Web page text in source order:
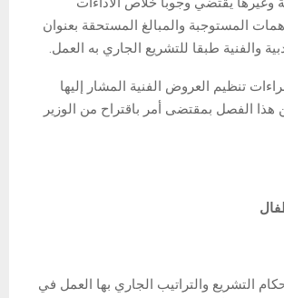
المستوجبة والمبالغ المستحقة بعنوان
والفنية طبقا للتشريع الجاري به العمل.
تنظيم العروض الفنية المشار إليها
هذا الفصل بمقتضى أمر باقتراح من الوزير
التشريع والتراتيب الجاري بها العمل في